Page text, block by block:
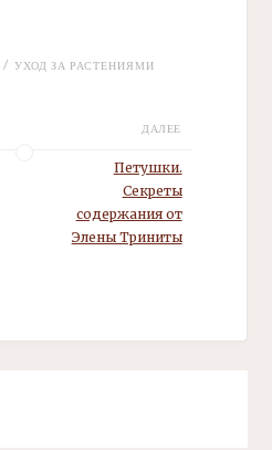
/ УХОД ЗА РАСТЕНИЯМИ
ДАЛЕЕ
Петушки.
Секреты
содержания от
Элены Триниты